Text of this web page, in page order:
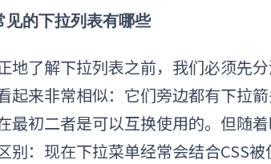
见的下拉列表有哪些
地了解下拉列表之前，我们必须先
起来非常相似：它们旁边都有下拉
最初二者是可以互换使用的。但随
别：现在下拉菜单经常会结合CSS被